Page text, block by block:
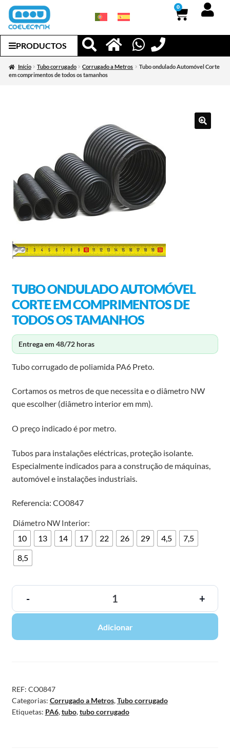
0
PRODUCTOS
Início Tubo corrugado Corrugado a Metros
Tubo ondulado Automóvel Corte
em comprimentos de todos os tamanhos
TUBO ONDULADO AUTOMÓVEL
CORTE EM COMPRIMENTOS DE
TODOS OS TAMANHOS
Entrega em 48/72 horas
Tubo corrugado de poliamida PA6 Preto.
Cortamos os metros de que necessita e o diâmetro NW
que escolher (diâmetro interior em mm).
O preço indicado é por metro.
Tubos para instalações eléctricas, proteção isolante.
Especialmente indicados para a construção de máquinas,
automóvel e instalações industriais.
Referencia: CO0847
Diámetro NW Interior:
10 13 14 17 22 26 29 4,5
7,5
8,5
- +
Adicionar
REF: CO0847
Categorias: Corrugado a Metros,Tubo corrugado
Etiquetas: PA6,tubo,tubo corrugado